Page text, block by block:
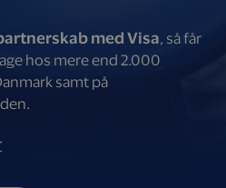
med Visa, så får
hos mere end 2.000
samt på